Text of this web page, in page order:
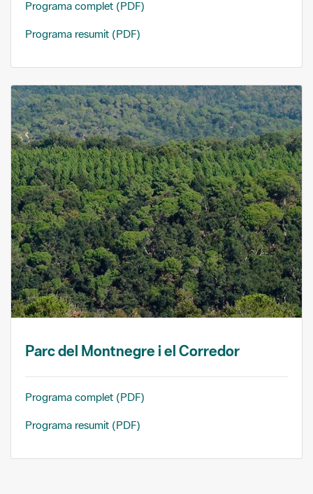
Programa complet (PDF)
Programa resumit (PDF)
Parc del Montnegre i el Corredor
Programa complet (PDF)
Programa resumit (PDF)